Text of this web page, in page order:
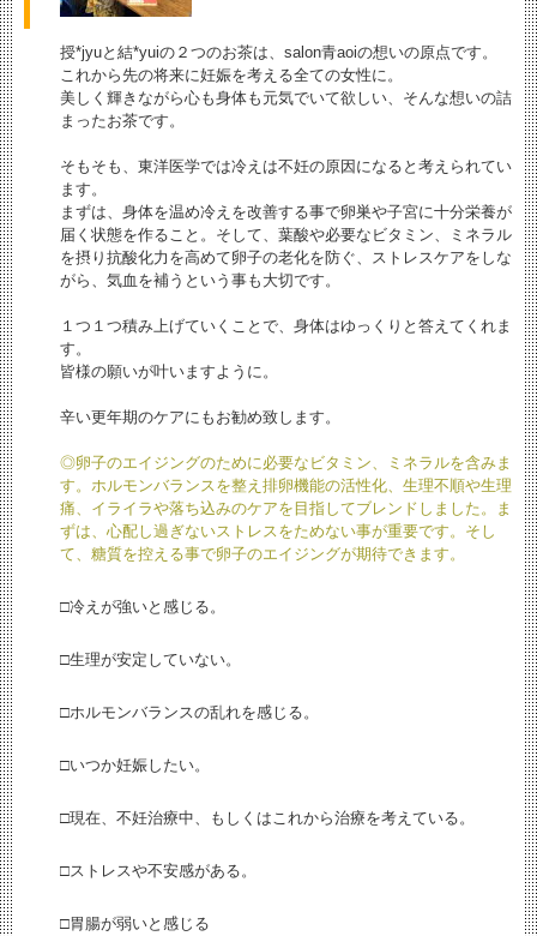
授*jyuと結*yuiの２つのお茶は、salon青aoiの想いの原点です。
これから先の将来に妊娠を考える全ての女性に。
美しく輝きながら心も身体も元気でいて欲しい、そんな想いの詰
まったお茶です。
そもそも、東洋医学では冷えは不妊の原因になると考えられてい
ます。
まずは、身体を温め冷えを改善する事で卵巣や子宮に十分栄養が
届く状態を作ること。そして、葉酸や必要なビタミン、ミネラル
を摂り抗酸化力を高めて卵子の老化を防ぐ、ストレスケアをしな
がら、気血を補うという事も大切です。
１つ１つ積み上げていくことで、身体はゆっくりと答えてくれま
す。
皆様の願いが叶いますように。
辛い更年期のケアにもお勧め致します。
◎卵子のエイジングのために必要なビタミン、ミネラルを含みま
す。ホルモンバランスを整え排卵機能の活性化、生理不順や生理
痛、イライラや落ち込みのケアを目指してブレンドしました。ま
ずは、心配し過ぎないストレスをためない事が重要です。そし
て、糖質を控える事で卵子のエイジングが期待できます。
□冷えが強いと感じる。
□生理が安定していない。
□ホルモンバランスの乱れを感じる。
□いつか妊娠したい。
□現在、不妊治療中、もしくはこれから治療を考えている。
□ストレスや不安感がある。
□胃腸が弱いと感じる